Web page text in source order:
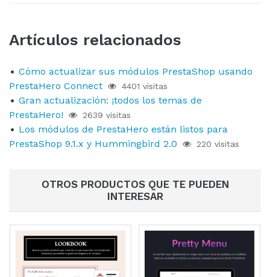
Artículos relacionados
Cómo actualizar sus módulos PrestaShop usando
PrestaHero Connect
4401 visitas
Gran actualización: ¡todos los temas de
PrestaHero!
2639 visitas
Los módulos de PrestaHero están listos para
PrestaShop 9.1.x y Hummingbird 2.0
220 visitas
OTROS PRODUCTOS QUE TE PUEDEN
INTERESAR